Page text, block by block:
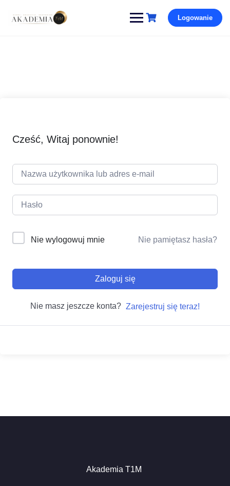
Logowanie
Cześć, Witaj ponownie!
Nie wylogowuj mnie Nie pamiętasz hasła?
Zaloguj się
Nie masz jeszcze konta? Zarejestruj się teraz!
Akademia T1M